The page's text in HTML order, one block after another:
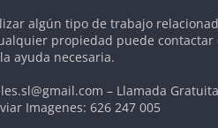
algún tipo de trabajo
propiedad puede contactar
ayuda necesaria.
– Llamada
Imagenes: 626 247 005